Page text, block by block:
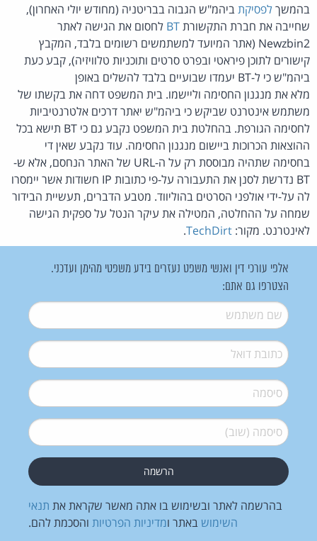
בהמשךלפסיקתביהמ"ש הגבוה בבריטניה (מחודש יולי האחרון),
שחייבה את חברת התקשורתBT לחסום את הגישה לאתר
Newzbin2 (אתר המיועד למשתמשים רשומים בלבד, המקבץ
קישורים לתוכן פיראטי ובפרט סרטים ותוכניות טלוויזיה), קבע כעת
ביהמ"ש כי ל-BT יעמדו שבועיים בלבד להשלים באופן
מלא את מנגנון החסימה וליישמו. בית המשפט דחה את בקשתו של
משתמש אינטרנט שביקש כי ביהמ"ש יאתר דרכים אלטרנטיביות
לחסימה הגורפת. בהחלטת בית המשפט נקבע גם כי BT תישא בכל
ההוצאות הכרוכות ביישום מנגנון החסימה. עוד נקבע שאין די
בחסימה שתהיה מבוססת רק על ה-URL של האתר הנחסם, אלא ש-
BT נדרשת לסנן את התעבורה על-פי כתובות IP חשודות אשר יימסרו
לה על-ידי אולפני הסרטים בהוליווד. מטבע הדברים, תעשיית הבידור
שמחה על ההחלטה, המטילה את עיקר הנטל על ספקית הגישה
לאינטרנט. מקור: TechDirt
.
אלפי עורכי דין ואנשי משפט נעזרים בידע משפטי מהימן ועדכני.
הצטרפו גם אתם:
שם משתמש*
דואל*
סיסמה*
סיסמה (שוב)*
בהרשמה לאתר ובשימוש בו אתה מאשר שקראת את תנאי
השימוש באתר ומדיניות הפרטיות והסכמת להם.